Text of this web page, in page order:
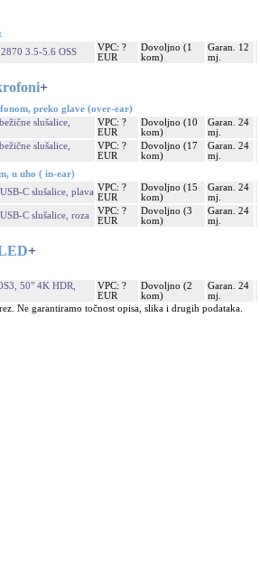
3.5-5.6 OSS
VPC: ?
EUR
Dovoljno (1
kom)
Garan. 12
mj.
+
preko glave (over-ear)
slušalice,
VPC: ?
EUR
Dovoljno (10
kom)
Garan. 24
mj.
slušalice,
VPC: ?
EUR
Dovoljno (17
kom)
Garan. 24
mj.
u uho ( in-ear)
C slušalice, plava VPC: ?
EUR
Dovoljno (15
kom)
Garan. 24
mj.
C slušalice, roza
VPC: ?
EUR
Dovoljno (3
kom)
Garan. 24
mj.
+
50" 4K HDR,
VPC: ?
EUR
Dovoljno (2
kom)
Garan. 24
mj.
Ne garantiramo točnost opisa, slika i drugih podataka.